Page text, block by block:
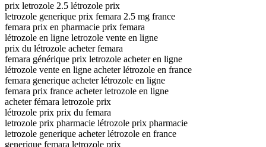
prix letrozole 2.5 létrozole prix
letrozole generique prix femara 2.5 mg france
femara prix en pharmacie prix femara
létrozole en ligne letrozole vente en ligne
prix du létrozole acheter femara
femara générique prix letrozole acheter en ligne
létrozole vente en ligne acheter létrozole en france
femara generique acheter létrozole en ligne
femara prix france acheter letrozole en ligne
acheter fémara letrozole prix
létrozole prix prix du femara
letrozole prix pharmacie létrozole prix pharmacie
letrozole generique acheter létrozole en france
generique femara letrozole prix